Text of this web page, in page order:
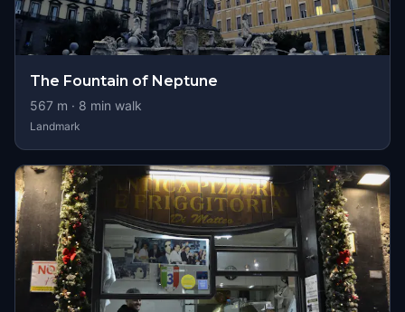
The Fountain of Neptune
567 m · 8 min walk
Landmark